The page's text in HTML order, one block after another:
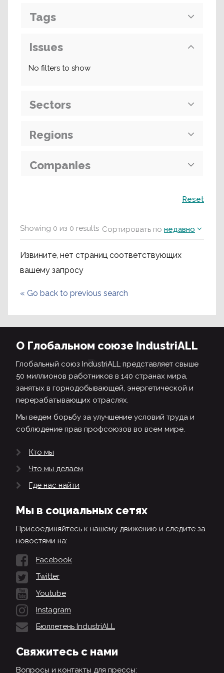
Showing 0 из 0 results Сортировать по недавно
Извините, нет страниц соответствующих
вашему запросу
« Go back to previous search
Tags
Issues
No filters to show
Sectors
Regions
Companies
Reset
О Глобальном союзе IndustriALL
Глобальный союз IndustriALL представляет свыше
50 миллионов работников в 140 странах мира,
занятых в горнодобывающей, энергетической и
перерабатывающих отраслях.
Мы ведем борьбу за улучшение условий труда и
соблюдение прав профсоюзов во всем мире.
Кто мы
Что мы делаем
Где нас найти
Мы в социальных сетях
Присоединяйтесь к нашему движению и следите за
новостями на:
Facebook
Twitter
Youtube
Instagram
Бюллетень IndustriALL
Свяжитесь с нами
Вопросы и контакты для прессы: